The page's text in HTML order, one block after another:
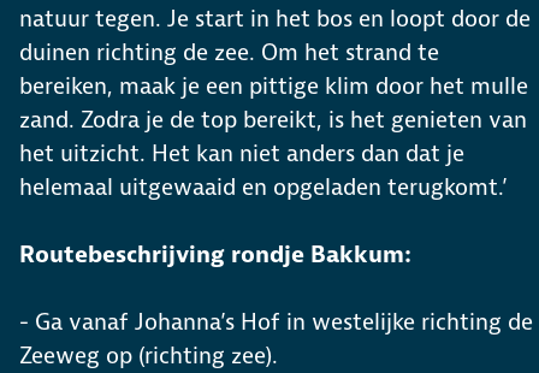
natuur tegen. Je start in het bos en loopt door de
duinen richting de zee. Om het strand te
bereiken, maak je een pittige klim door het mulle
zand. Zodra je de top bereikt, is het genieten van
het uitzicht. Het kan niet anders dan dat je
helemaal uitgewaaid en opgeladen terugkomt.’
Routebeschrijving rondje Bakkum:
- Ga vanaf Johanna’s Hof in westelijke richting de
Zeeweg op (richting zee).